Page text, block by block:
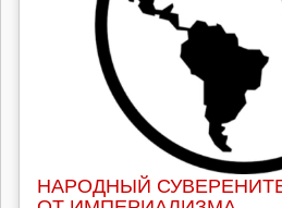
НАРОДНЫЙ